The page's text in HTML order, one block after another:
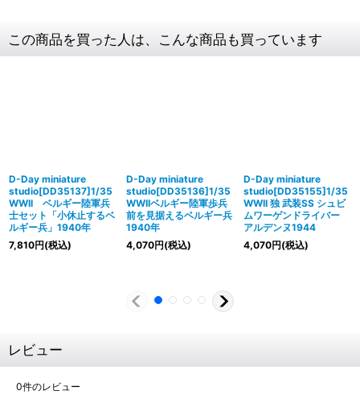
この商品を買った人は、こんな商品も買っています
D-Day miniature
studio[DD35137]1/35
WWII ベルギー陸軍兵
士セット「小休止するベ
ルギー兵」1940年
7,810円(税込)
D-Day miniature
studio[DD35136]1/35
WWIIベルギー陸軍歩兵
前を見据えるベルギー兵
1940年
4,070円(税込)
D-Day miniature
studio[DD35155]1/35
WWII 独 武装SS シュビ
ムワーゲンドライバー
アルデンヌ1944
4,070円(税込)
レビュー
0件のレビュー